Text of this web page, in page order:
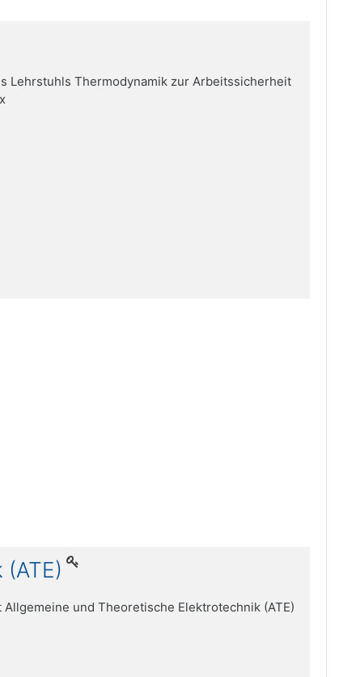
Lehrstuhls Thermodynamik zur Arbeitssicherheit
und Theoretische Elektrotechnik (ATE)